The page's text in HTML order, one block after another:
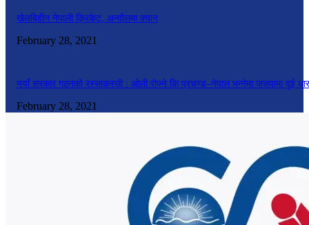
खेलबिहीन नेपाली क्रिकेट, अन्यौलमा क्यान
February 28, 2021
नयाँ सरकार गठनको रस्साकस्सी : ओली रोज्ने कि प्रचण्ड–नेपाल भन्नेमा जसपामा दुई धार
February 28, 2021